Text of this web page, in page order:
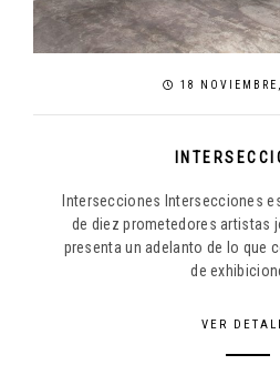
18
Intersecciones Intersecciones
de diez prometedores artistas
presenta un adelanto de lo que
de
VER